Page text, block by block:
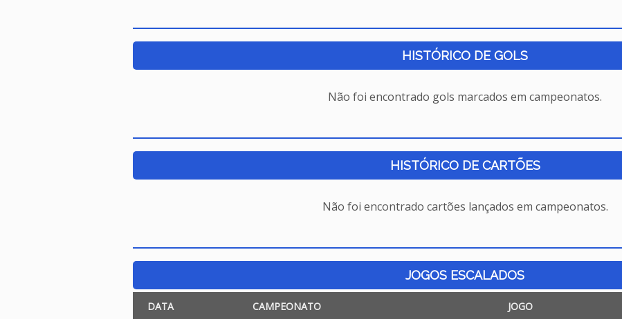
HISTÓRICO DE GOLS
Não foi encontrado gols marcados em campeonatos.
HISTÓRICO DE CARTÕES
Não foi encontrado cartões lançados em campeonatos.
JOGOS ESCALADOS
DATA CAMPEONATO JOGO